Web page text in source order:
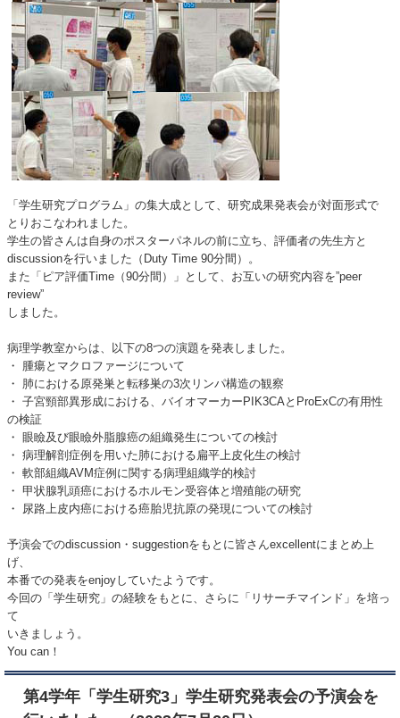
「学生研究プログラム」の集大成として、研究成果発表会が対面形式で
とりおこなわれました。
学生の皆さんは自身のポスターパネルの前に立ち、評価者の先生方と
discussionを行いました（Duty Time 90分間）。
また「ピア評価Time（90分間）」として、お互いの研究内容を”peer
review”
しました。
病理学教室からは、以下の8つの演題を発表しました。
・ 腫瘍とマクロファージについて
・ 肺における原発巣と転移巣の3次リンパ構造の観察
・ 子宮頸部異形成における、バイオマーカーPIK3CAとProExCの有用性
の検証
・ 眼瞼及び眼瞼外脂腺癌の組織発生についての検討
・ 病理解剖症例を用いた肺における扁平上皮化生の検討
・ 軟部組織AVM症例に関する病理組織学的検討
・ 甲状腺乳頭癌におけるホルモン受容体と増殖能の研究
・ 尿路上皮内癌における癌胎児抗原の発現についての検討
予演会でのdiscussion・suggestionをもとに皆さんexcellentにまとめ上
げ、
本番での発表をenjoyしていたようです。
今回の「学生研究」の経験をもとに、さらに「リサーチマインド」を培っ
て
いきましょう。
You can！
第4学年「学生研究3」学生研究発表会の予演会を